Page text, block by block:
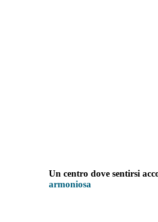
Un centro dove sentirsi
armoniosa